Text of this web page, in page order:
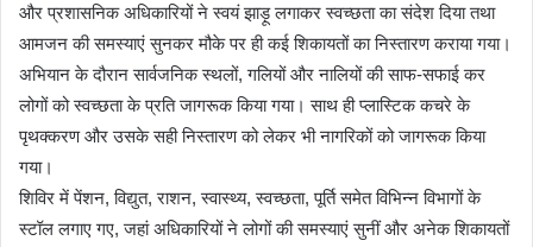
और प्रशासनिक अधिकारियों ने स्वयं झाड़ू लगाकर स्वच्छता का संदेश दिया तथा
आमजन की समस्याएं सुनकर मौके पर ही कई शिकायतों का निस्तारण कराया गया।
अभियान के दौरान सार्वजनिक स्थलों, गलियों और नालियों की साफ-सफाई कर
लोगों को स्वच्छता के प्रति जागरूक किया गया। साथ ही प्लास्टिक कचरे के
पृथक्करण और उसके सही निस्तारण को लेकर भी नागरिकों को जागरूक किया
गया।
शिविर में पेंशन, विद्युत, राशन, स्वास्थ्य, स्वच्छता, पूर्ति समेत विभिन्न विभागों के
स्टॉल लगाए गए, जहां अधिकारियों ने लोगों की समस्याएं सुनीं और अनेक शिकायतों